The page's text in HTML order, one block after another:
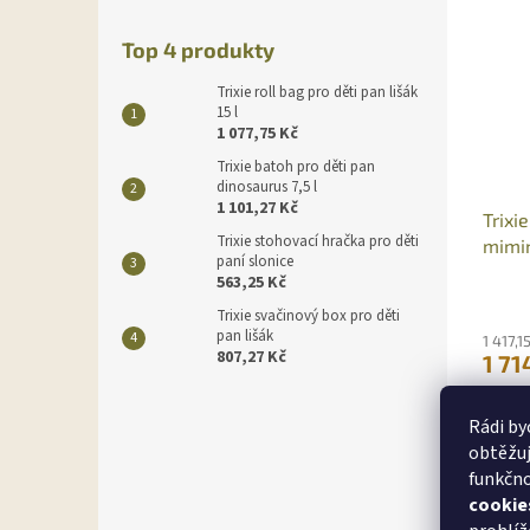
Rádi
Top 4 produkty
Trixie roll bag pro děti pan lišák
15 l
1 077,75 Kč
Trixie batoh pro děti pan
dinosaurus 7,5 l
1 101,27 Kč
Trixie stohovací hračka pro děti
paní slonice
563,25 Kč
Trixie svačinový box pro děti
pan lišák
807,27 Kč
1
1
Sleva